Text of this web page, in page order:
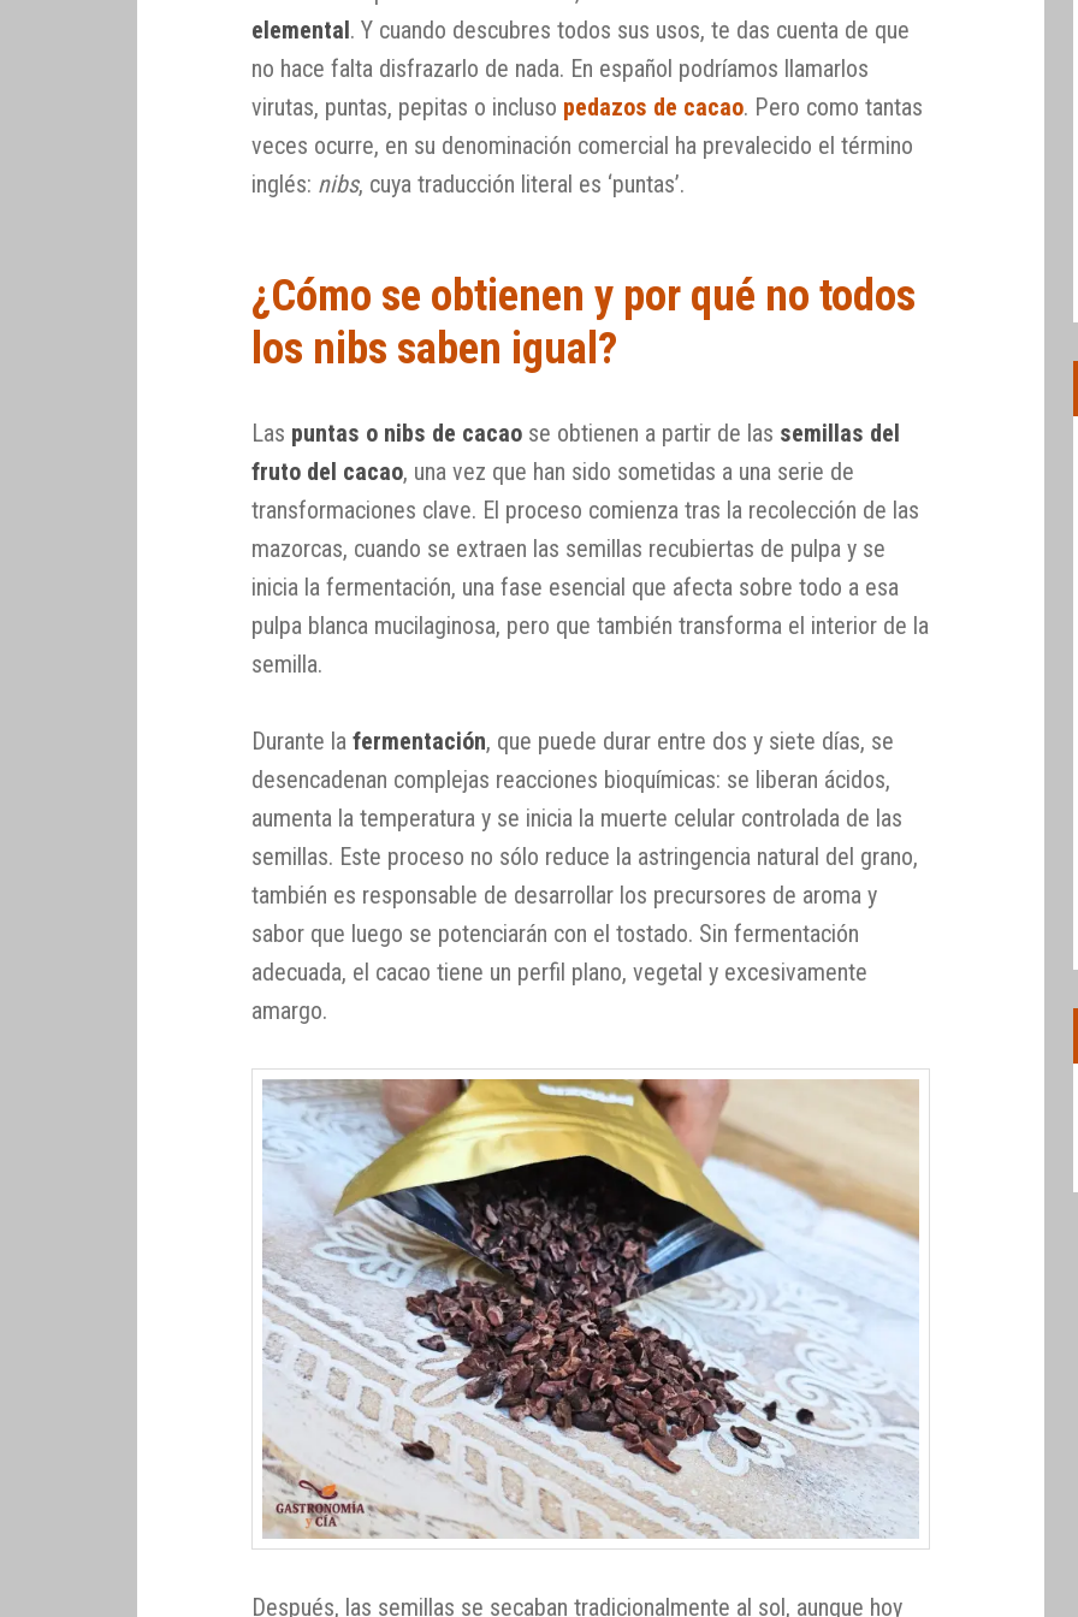
elemental. Y cuando descubres todos sus usos, te das cuenta de que
no hace falta disfrazarlo de nada. En español podríamos llamarlos
virutas, puntas, pepitas o incluso pedazos de cacao. Pero como tantas
veces ocurre, en su denominación comercial ha prevalecido el término
inglés: nibs, cuya traducción literal es ‘puntas’.
¿Cómo se obtienen y por qué no todos
los nibs saben igual?
Las puntas o nibs de cacao se obtienen a partir de las semillas del
fruto del cacao, una vez que han sido sometidas a una serie de
transformaciones clave. El proceso comienza tras la recolección de las
mazorcas, cuando se extraen las semillas recubiertas de pulpa y se
inicia la fermentación, una fase esencial que afecta sobre todo a esa
pulpa blanca mucilaginosa, pero que también transforma el interior de la
semilla.
Durante lafermentación, que puede durar entre dos y siete días, se
desencadenan complejas reacciones bioquímicas: se liberan ácidos,
aumenta la temperatura y se inicia la muerte celular controlada de las
semillas. Este proceso no sólo reduce la astringencia natural del grano,
también es responsable de desarrollar los precursores de aroma y
sabor que luego se potenciarán con el tostado. Sin fermentación
adecuada, el cacao tiene un perfil plano, vegetal y excesivamente
amargo.
Después, las semillas se secaban tradicionalmente al sol, aunque hoy